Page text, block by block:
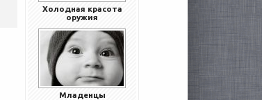
Холодная красота
оружия
Младенцы